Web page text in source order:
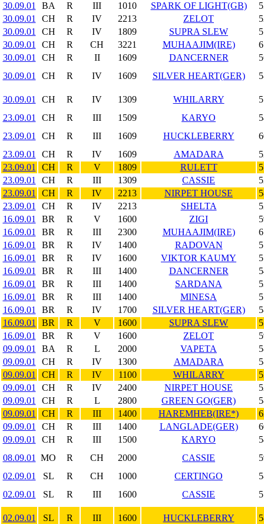
30.09.01
BA R III 1010 SPARK OF LIGHT(GB)
30.09.01
CH R IV 2213 ZELOT
30.09.01
CH R IV 1809 SUPRA SLEW
30.09.01
CH R CH 3221 MUHAAJIM(IRE)
30.09.01
CH R II 1609 DANCERNER
30.09.01
CH R IV 1609 SILVER HEART(GER)
30.09.01 CH R IV 1309 WHILARRY
23.09.01
CH R III 1509 KARYO
23.09.01
CH R III 1609 HUCKLEBERRY
23.09.01
CH R IV 1609 AMADARA
23.09.01
CH R V 1809 RULETT
23.09.01
CH R III 1309 CASSIE
23.09.01
CH R IV 2213 NIRPET HOUSE
23.09.01
CH R IV 2213 SHELTA
16.09.01
BR R V 1600 ZIGI
16.09.01
BR R III 2300 MUHAAJIM(IRE)
16.09.01
BR R IV 1400 RADOVAN
16.09.01
BR R IV 1600 VIKTOR KAUMY
16.09.01
BR R III 1400 DANCERNER
16.09.01
BR R III 1400 SARDANA
16.09.01
BR R III 1400 MINESA
16.09.01
BR R IV 1700 SILVER HEART(GER)
16.09.01
BR R V 1600 SUPRA SLEW
16.09.01
BR R V 1600 ZELOT
09.09.01
BA R L 2000 VAPETA
09.09.01
CH R IV 1300 AMADARA
09.09.01
CH R IV 1100 WHILARRY
09.09.01
CH R IV 2400 NIRPET HOUSE
09.09.01
CH R L 2800 GREEN GO(GER)
09.09.01
CH R III 1400 HAREMHEB(IRE*)
09.09.01
CH R III 1400 LANGLADE(GER)
09.09.01
CH R III 1500 KARYO
08.09.01
MO R CH 2000 CASSIE
02.09.01
SL R CH 1000 CERTINGO
02.09.01
SL R III 1600 CASSIE
02.09.01 SL R III 1600 HUCKLEBERRY